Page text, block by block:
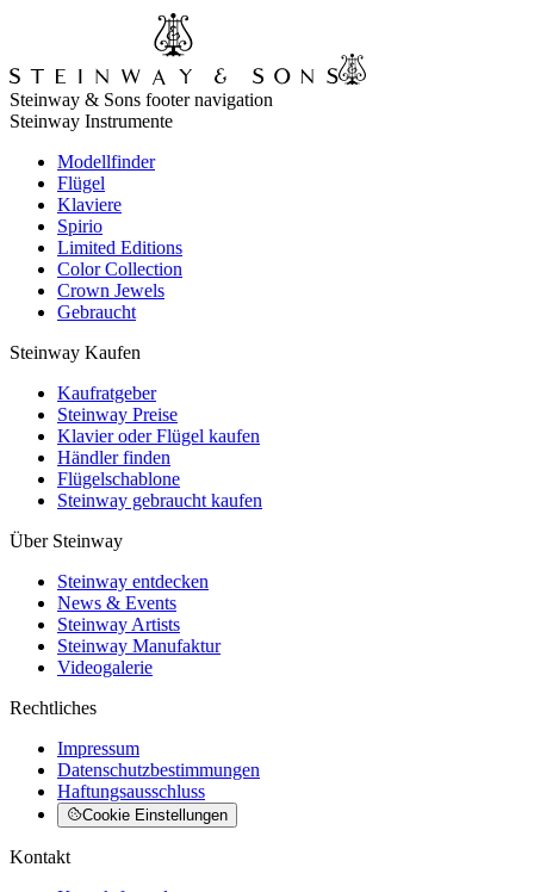
Steinway & Sons footer navigation
Steinway Instrumente
Modellfinder
Flügel
Klaviere
Spirio
Limited Editions
Color Collection
Crown Jewels
Gebraucht
Steinway Kaufen
Kaufratgeber
Steinway Preise
Klavier oder Flügel kaufen
Händler finden
Flügelschablone
Steinway gebraucht kaufen
Über Steinway
Steinway entdecken
News & Events
Steinway Artists
Steinway Manufaktur
Videogalerie
Rechtliches
Impressum
Datenschutzbestimmungen
Haftungsausschluss
Cookie Einstellungen
Kontakt